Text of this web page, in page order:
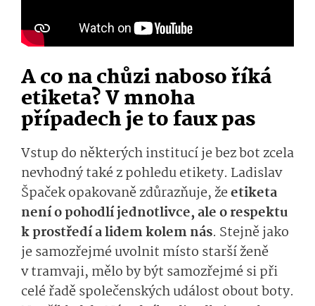
A co na chůzi naboso říká
etiketa? V mnoha
případech je to faux pas
Vstup do některých institucí je bez bot zcela
nevhodný také z pohledu etikety. Ladislav
Špaček opakovaně zdůrazňuje, žeetiketa
není o pohodlí jednotlivce, ale o respektu
k prostředí a lidem kolem nás. Stejně jako
je samozřejmé uvolnit místo starší ženě
v tramvaji, mělo by být samozřejmé si při
celé řadě společenských událost obout boty.